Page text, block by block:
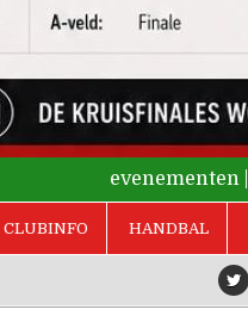
evenementen
CLUBINFO HANDBAL